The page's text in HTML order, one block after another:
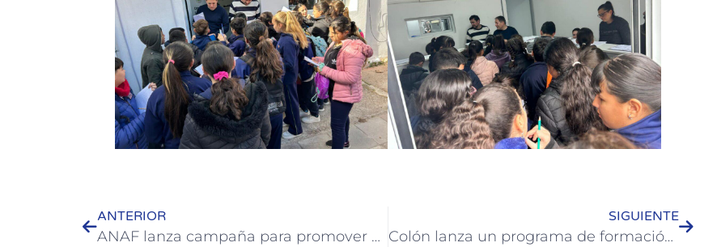
ANTERIOR
ANAF lanza campaña para promover y garantizar los derechos de niñas, niños y adolescentes en Colón
SIGUIENTE
Colón lanza un programa de formación integral para prestadores turísticos